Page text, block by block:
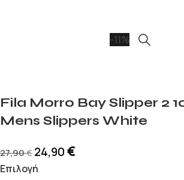
-11%
Fila Morro Bay Slipper 2
Mens Slippers White
27,90€ 24,90€
Επιλογή